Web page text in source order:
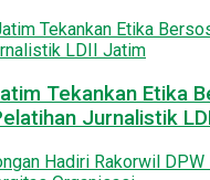
Tekankan Etika
Jurnalistik